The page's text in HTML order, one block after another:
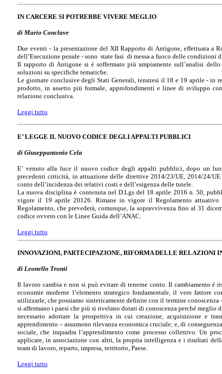
IN CARCERE SI POTREBBE VIVERE MEGLIO
di Mario Conclave
Due eventi - la presentazione del XII Rapporto di Antigone, effettuata a
dell’Esecuzione penale - sono state fasi di messa a fuoco delle
Il rapporto di Antigone si è soffermato più ampiamente sull’analisi
soluzioni su specifiche tematiche.
Le giornate conclusive degli Stati Generali, tenutesi il 18 e 19 aprile - in
prodotto, in assetto più formale, approfondimenti e linee di sviluppo
relazione conclusiva.
Leggi tutto
E’ LEGGE IL NUOVO CODICE DEGLI APPALTI PUBBLICI
di Giuseppantonio Cela
E’ venuto alla luce il nuovo codice degli appalti pubblici, dopo un
precedenti criticità, in attuazione delle direttive 2014/23/UE, 2014/24/
conto dell’incidenza dei relativi costi e dell’esigenza delle tutele.
La nuova disciplina è contenuta nel D.Lgs del 18 aprile 2016 n. 50,
vigore il 19 aprile 20126. Rimane in vigore il Regolamento
Regolamento, che prevederà, comunque, la sopravvivenza fino al 31
codice ovvero con le Linee Guida dell’ANAC.
Leggi tutto
INNOVAZIONI, PARTECIPAZIONE, RIFORMA DELLE RELAZIONI
di Leonello Tronti
Il lavoro cambia e non si può evitare di tenerne conto. Il cambiamento è
economie moderne l’elemento strategico fondamentale, il vero fattore
utilizzarle, che possiamo sinteticamente definire con il termine
si affermano i paesi che più si rivelano dotati di conoscenza perché
necessario adottare la prospettiva in cui creazione, acquisizione e
apprendimento – assumono rilevanza economica cruciale; e, di
sociale, che inquadra l’apprendimento come processo collettivo. Un
applicare, in associazione con altri, la propria intelligenza e i risultati
team di lavoro, reparto, impresa, territorio, Paese.
Leggi tutto